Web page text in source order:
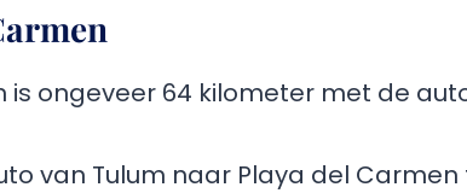
ongeveer 64 kilometer met de
van Tulum naar Playa del Carmen